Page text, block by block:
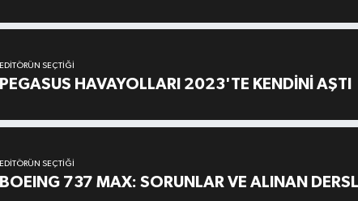
EDITÖRÜN SEÇTIĞI
PEGASUS HAVAYOLLARI 2023'TE KENDİNİ AŞTI
EDITÖRÜN SEÇTIĞI
BOEING 737 MAX: SORUNLAR VE ALINAN